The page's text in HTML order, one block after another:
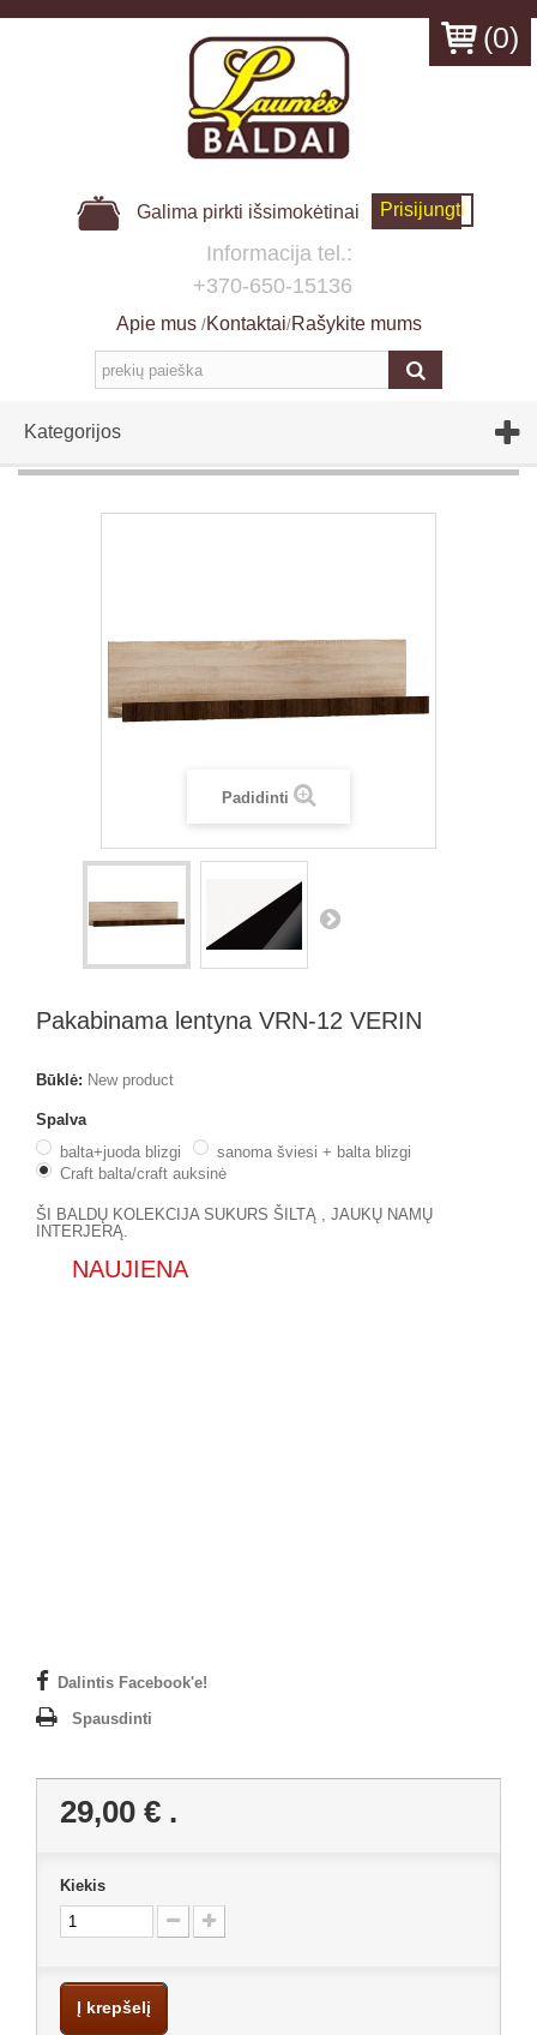
Galima pirkti išsimokėtinai Prisijungti
Informacija tel.:
+370-650-15136
Apie mus /Kontaktai/Rašykite mums
Kategorijos
(0)
Padidinti
Pakabinama lentyna VRN-12 VERIN
Būklė: New product
Spalva
balta+juoda blizgi
sanoma šviesi + balta blizgi
Craft balta/craft auksinė
ŠI BALDŲ KOLEKCIJA SUKURS ŠILTĄ , JAUKŲ NAMŲ
INTERJERĄ.
NAUJIENA
Dalintis Facebook'e!
Spausdinti
29,00 € .
Kiekis
Į krepšelį